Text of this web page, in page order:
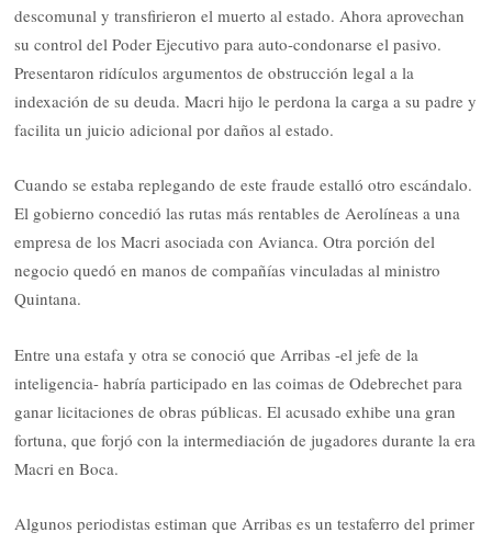
descomunal y transfirieron el muerto al estado. Ahora aprovechan
su control del Poder Ejecutivo para auto-condonarse el pasivo.
Presentaron ridículos argumentos de obstrucción legal a la
indexación de su deuda. Macri hijo le perdona la carga a su padre y
facilita un juicio adicional por daños al estado.
Cuando se estaba replegando de este fraude estalló otro escándalo.
El gobierno concedió las rutas más rentables de Aerolíneas a una
empresa de los Macri asociada con Avianca. Otra porción del
negocio quedó en manos de compañías vinculadas al ministro
Quintana.
Entre una estafa y otra se conoció que Arribas -el jefe de la
inteligencia- habría participado en las coimas de Odebrechet para
ganar licitaciones de obras públicas. El acusado exhibe una gran
fortuna, que forjó con la intermediación de jugadores durante la era
Macri en Boca.
Algunos periodistas estiman que Arribas es un testaferro del primer